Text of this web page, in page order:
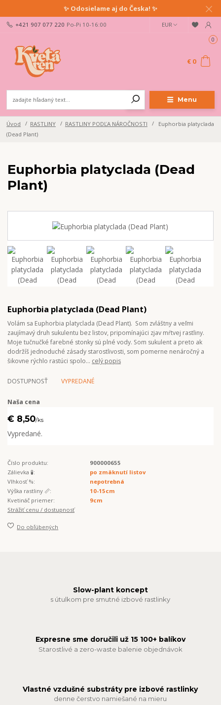
✨ Odosielame aj do Česka! ✨
Menu
EUR
+421 907 077 220 Po-Pi 10-16:00
0
€ 0
Úvod RASTLINY RASTLINY PODĽA NÁROČNOSTI
Euphorbia platyclada
(Dead Plant)
Euphorbia platyclada (Dead
Plant)
Euphorbia platyclada (Dead Plant)
Volám sa Euphorbia platyclada (Dead Plant). Som zvláštny a veľmi
zaujímavý druh sukulentu bez listov, pripomínajúci zjav mŕtvej rastliny.
Moje tučnučké farebné stonky sú plné vody. Som sukulent a preto ak
dodržíš jednoduché zásady starostlivosti, som pomerne nenáročný a
šikovne rýchlo rastúci spolo... celý popis
DOSTUPNOSŤ VYPREDANÉ
Naša cena
€ 8,50/ks
Vypredané.
Číslo produktu:
900000655
Zálievka 🧪:
po zmäknutí listov
Vlhkosť %:
nepotrebná
Výška rastliny 📏:
10-15cm
Kvetináč priemer:
9cm
Strážiť cenu / dostupnosť
Do obľúbených
Slow-plant koncept
s útulkom pre smutné izbové rastlinky
Expresne sme doručili už 15 100+ balíkov
Starostlivé a zero-waste balenie objednávok
Vlastné vzdušné substráty pre izbové rastlinky
denne čerstvo namiešané na mieru